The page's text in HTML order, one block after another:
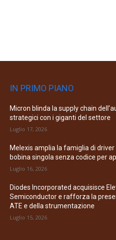
IN PRIMO PIANO
Micron blinda la supply chain
strategici con i giganti del settore
Luglio 17, 2026
Melexis amplia la famiglia di
bobina singola senza codice per
Luglio 16, 2026
Diodes Incorporated acquisisce
Semiconductor e rafforza la
ATE e della strumentazione
Luglio 15, 2026